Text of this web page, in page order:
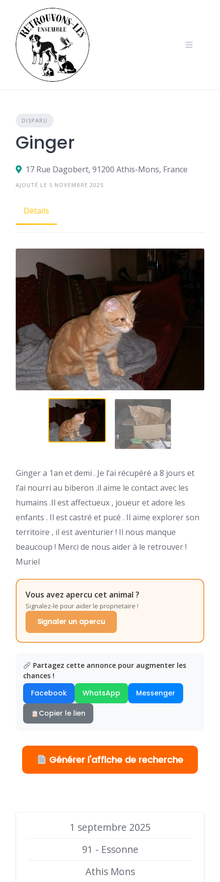
content
DISPARU
Ginger
17 Rue Dagobert, 91200 Athis-Mons, France
AJOUTÉ LE 5 NOVEMBRE 2025
Détails
Ginger a 1an et demi . Je l’ai récupéré a 8 jours et
l’ai nourri au biberon .il aime le contact avec les
humains .Il est affectueux , joueur et adore les
enfants . Il est castré et pucé . Il aime explorer son
territoire , il est aventurier ! Il nous manque
beaucoup ! Merci de nous aider à le retrouver !
Muriel
Vous avez apercu cet animal ?
Signalez-le pour aider le proprietaire !
Signaler un apercu
Partagez cette annonce pour augmenter les
chances !
Facebook WhatsApp Messenger
Copier le lien
Générer l'affiche de recherche
1 septembre 2025
91 - Essonne
Athis Mons